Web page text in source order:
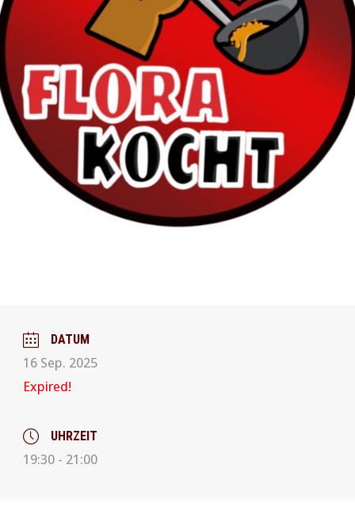
DATUM
16 Sep. 2025
Expired!
UHRZEIT
19:30 - 21:00
PREVIOUS